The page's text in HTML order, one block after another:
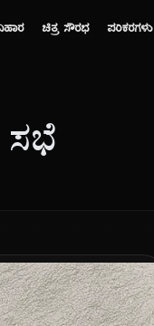
ಚಿತ್ರ ಸೌರಭ ಪರಿಕರಗಳು